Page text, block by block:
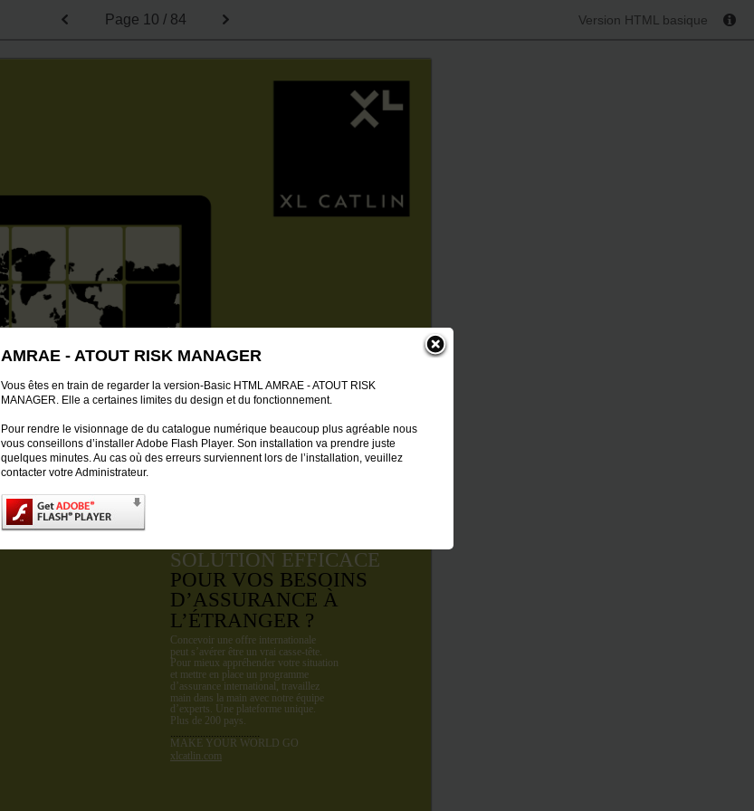
AMRAE - ATOUT RISK MANAGER
Vous êtes en train de regarder la version-Basic HTML AMRAE - ATOUT RISK
MANAGER. Elle a certaines limites du design et du fonctionnement.
Pour rendre le visionnage de du catalogue numérique beaucoup plus agréable nous
vous conseillons d’installer Adobe Flash Player. Son installation va prendre juste
quelques minutes. Au cas où des erreurs surviennent lors de l’installation, veuillez
contacter votre Administrateur.
Page 10 / 84 Version HTML basique
SOLUTION EFFICACE
POUR VOS BESOINS
D’ASSURANCE À
L’ÉTRANGER ?
Concevoir une offre internationale
peut s’avérer être un vrai casse-tête.
Pour mieux appréhender votre situation
et mettre en place un programme
d’assurance international, travaillez
main dans la main avec notre équipe
d’experts. Une plateforme unique.
Plus de 200 pays.
MAKE YOUR WORLD GO
xlcatlin.com